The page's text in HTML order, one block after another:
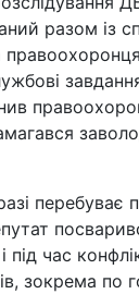
разом із
перебуває
під час
зокрема по